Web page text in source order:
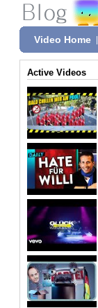
Video Home
Active Videos